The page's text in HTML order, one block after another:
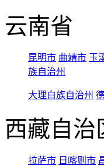
云南省
昆明市 曲靖市 玉
族自治州
大理白族自治州
西藏自治
拉萨市 日喀则市